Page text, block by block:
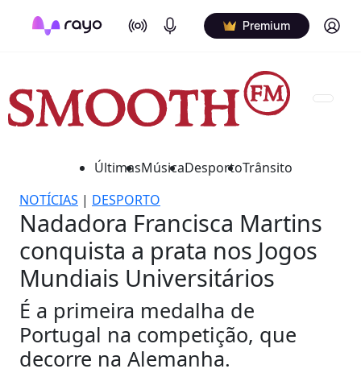
On Air Podcasts Premium Log in
ÚltimasMúsicaDesportoTrânsito
NOTÍCIAS | DESPORTO
Nadadora Francisca Martins
conquista a prata nos Jogos
Mundiais Universitários
É a primeira medalha de
Portugal na competição, que
decorre na Alemanha.